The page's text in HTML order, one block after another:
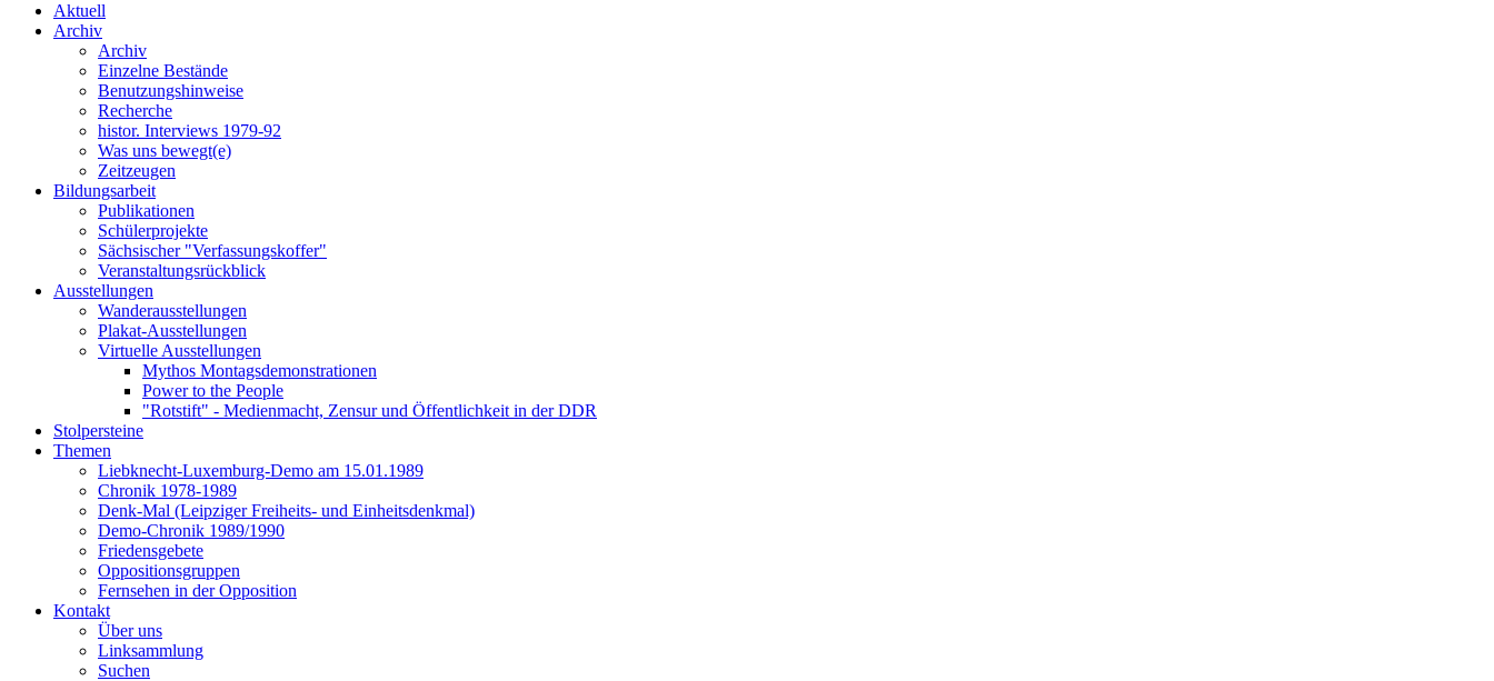
Aktuell
Archiv
Archiv
Einzelne Bestände
Benutzungshinweise
Recherche
histor. Interviews 1979-92
Was uns bewegt(e)
Zeitzeugen
Bildungsarbeit
Publikationen
Schülerprojekte
Sächsischer "Verfassungskoffer"
Veranstaltungsrückblick
Ausstellungen
Wanderausstellungen
Plakat-Ausstellungen
Virtuelle Ausstellungen
Mythos Montagsdemonstrationen
Power to the People
"Rotstift" - Medienmacht, Zensur und Öffentlichkeit in der DDR
Stolpersteine
Themen
Liebknecht-Luxemburg-Demo am 15.01.1989
Chronik 1978-1989
Denk-Mal (Leipziger Freiheits- und Einheitsdenkmal)
Demo-Chronik 1989/1990
Friedensgebete
Oppositionsgruppen
Fernsehen in der Opposition
Kontakt
Über uns
Linksammlung
Suchen